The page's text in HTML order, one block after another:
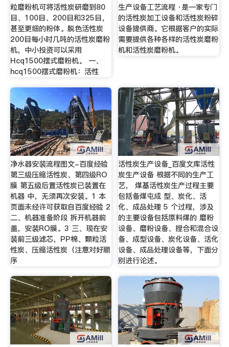
粒磨粉机可将活性炭研磨到80
目、100目、200目和325目，
甚至更细的粉体。脱色活性炭
200目每小时几吨的活性炭磨粉
机，中小投资可以采用
Hcq1500摆式磨粉机。 一、
hcq1500摆式磨粉机：活性
生产设备工艺流程 ·是一家专门
的活性炭加工设备和活性炭粉碎
设备提供商。它根据客户的实际
需要提供各种各样的活性炭磨粉
机和活性炭磨粉机。
净水器安装流程图文-百度经验
第三级压缩活性炭、第四级RO
膜 第五级后置活性炭已装置在
机器 中，无须再次安装。1 本
页面未经许可获取自百度经验 2
二、机器准备阶段 拆开机器前
盖，安装RO膜。3 三、现在安
装前三级滤芯，PP棉、颗粒活
性炭、压缩活性炭（注意对好顺
序
活性炭生产设备_百度文库活性
炭生产设备 根据不同的生产工
艺， 煤基活性炭生产过程主要
包括备煤屯成 型、炭化、活
化、成品处理 5 个过程，涉及
的主要设备包括原料煤的 磨粉
设备、磨粉设备、捏合和混合设
备、成型设备、炭化设备、活化
设备、成品处理设备等，下面分
别进行论述。